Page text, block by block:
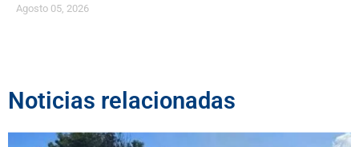
Agosto 05, 2026
Noticias relacionadas